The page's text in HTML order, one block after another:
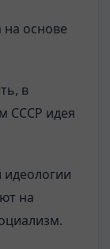
основе
в
СССР идея
на